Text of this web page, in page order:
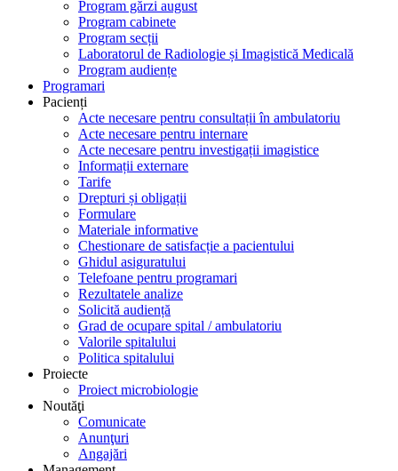
Program gărzi august
Program cabinete
Program secții
Laboratorul de Radiologie și Imagistică Medicală
Program audiențe
Programari
Pacienți
Acte necesare pentru consultații în ambulatoriu
Acte necesare pentru internare
Acte necesare pentru investigații imagistice
Informații externare
Tarife
Drepturi și obligații
Formulare
Materiale informative
Chestionare de satisfacție a pacientului
Ghidul asiguratului
Telefoane pentru programari
Rezultatele analize
Solicită audiență
Grad de ocupare spital / ambulatoriu
Valorile spitalului
Politica spitalului
Proiecte
Proiect microbiologie
Noutăţi
Comunicate
Anunţuri
Angajări